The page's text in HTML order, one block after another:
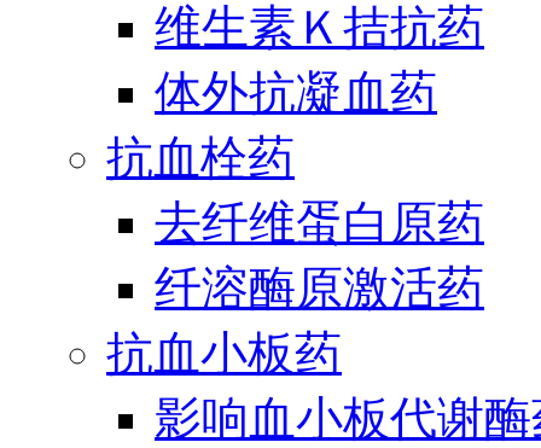
维生素Ｋ拮抗药
体外抗凝血药
抗血栓药
去纤维蛋白原药
纤溶酶原激活药
抗血小板药
影响血小板代谢